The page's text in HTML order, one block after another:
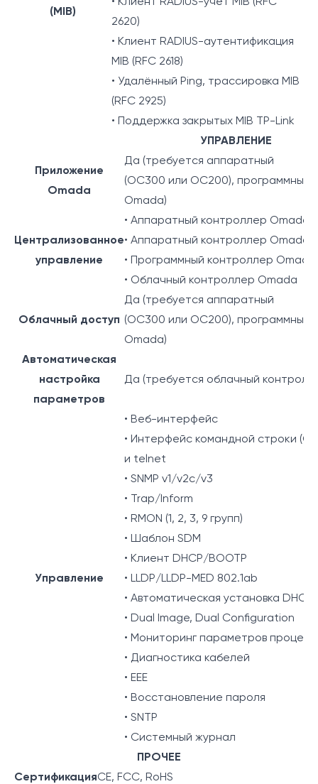
(MIB)
2620)
• Клиент RADIUS-аутентификация
MIB (RFC 2618)
• Удалённый Ping, трассировка MIB
(RFC 2925)
• Поддержка закрытых MIB TP-Link
УПРАВЛЕНИЕ
Приложение
Omada
Да (требуется аппаратный
(OC300 или OC200), программный
Omada)
Централизованное
управление
• Аппаратный контроллер Omada
• Аппаратный контроллер Omada
• Программный контроллер Omada
• Облачный контроллер Omada
Облачный доступ
Да (требуется аппаратный
(OC300 или OC200), программный
Omada)
Автоматическая
настройка
параметров
Да (требуется облачный
Управление
• Веб-интерфейс
• Интерфейс командной строки
и telnet
• SNMP v1/v2c/v3
• Trap/Inform
• RMON (1, 2, 3, 9 групп)
• Шаблон SDM
• Клиент DHCP/BOOTP
• LLDP/LLDP-MED 802.1ab
• Автоматическая установка DHCP
• Dual Image, Dual Configuration
• Мониторинг параметров
• Диагностика кабелей
• EEE
• Восстановление пароля
• SNTP
• Системный журнал
ПРОЧЕЕ
СертификацияCE, FCC, RoHS